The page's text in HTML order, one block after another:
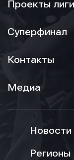
Проекты лиги
Суперфинал
Контакты
Медиа
Новости
Регионы